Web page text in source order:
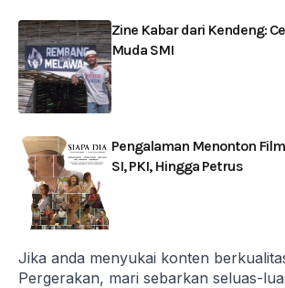
Zine Kabar dari Kendeng:
Muda SMI
Pengalaman Menonton Film
SI, PKI, Hingga Petrus
Jika anda menyukai konten
Pergerakan, mari sebarkan seluas-